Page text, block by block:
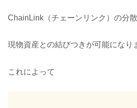
ChainLink（チェーンリンク）の分
現物資産との結びつきが可能になり
これによって